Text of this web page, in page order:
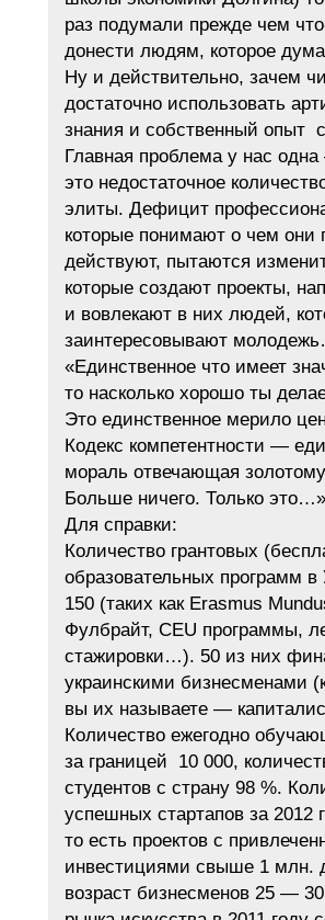
раз подумали прежде чем
донести людям, которое
Ну и действительно, зачем
достаточно использовать
знания и собственный опыт
Главная проблема у нас
это недостаточное
элиты. Дефицит
которые понимают о чем они
действуют, пытаются
которые создают проекты,
и вовлекают в них людей,
заинтересовывают
«Единственное что имеет
то насколько хорошо ты
Это единственное мерило
Кодекс компетентности —
мораль отвечающая
Больше ничего. Только это…»
Для справки:
Количество грантовых
образовательных программ в
150 (таких как Erasmus
Фулбрайт, CEU программы,
стажировки…). 50 из них
украинскими бизнесменами
вы их называете —
Количество ежегодно
за границей 10 000,
студентов с страну 98 %.
успешных стартапов за 2012
то есть проектов с
инвестициями свыше 1 млн.
возраст бизнесменов 25 —